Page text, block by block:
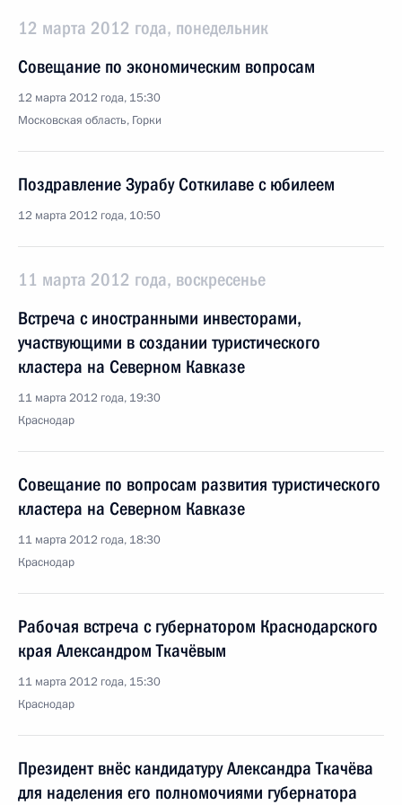
12 марта 2012 года, понедельник
Совещание по экономическим вопросам
12 марта 2012 года, 15:30
Московская область, Горки
Поздравление Зурабу Соткилаве с юбилеем
12 марта 2012 года, 10:50
11 марта 2012 года, воскресенье
Встреча с иностранными инвесторами,
участвующими в создании туристического
кластера на Северном Кавказе
11 марта 2012 года, 19:30
Краснодар
Совещание по вопросам развития туристического
кластера на Северном Кавказе
11 марта 2012 года, 18:30
Краснодар
Рабочая встреча с губернатором Краснодарского
края Александром Ткачёвым
11 марта 2012 года, 15:30
Краснодар
Президент внёс кандидатуру Александра Ткачёва
для наделения его полномочиями губернатора